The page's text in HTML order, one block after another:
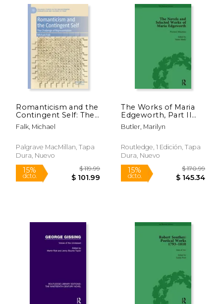
40%
dcto.
$ 106.69
$ 64.01
40%
dcto.
Romanticism and the
Contingent Self: The
Challenge of
Representation (en
Falk, Michael
Palgrave MacMillan, Tapa
Dura, Nuevo
The Works of Maria
Edgeworth, Part II
Vol 11 (en Inglés)
Butler, Marilyn
Routledge, 1 Edición, Tapa
Dura, Nuevo